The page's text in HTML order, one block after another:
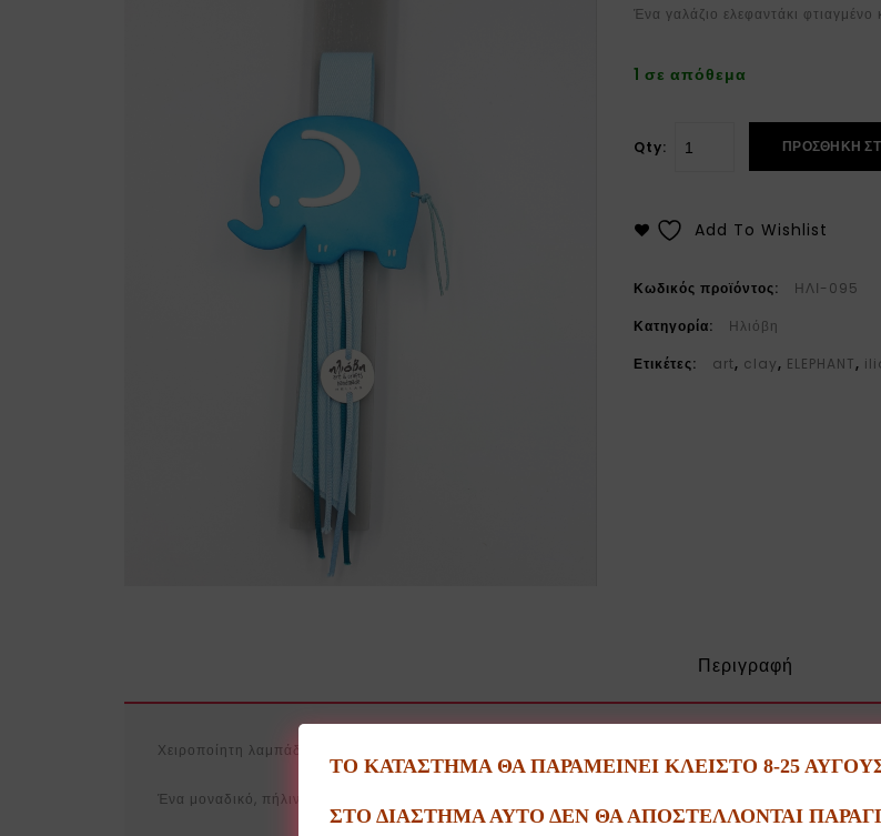
Ένα γαλάζιο ελεφαντάκι
1 σε απόθεμα
Qty: ΠΡΟΣΘΉΚΗ
Add To Wishlist
Κωδικός προϊόντος:
ΗΛΙ-095
Κατηγορία:
Ηλιόβη
Ετικέτες:
art, clay, ELEPHANT,
Περιγραφή
Χειροποίητη λαμπάδα στολισμένη με ένα μικρό έργο τέχνης!!!
Ένα μοναδικό, πήλινο διακοσμητικό φτιαγμένο και ζωγραφισμένο από το εργαστήριο Ηλιόβη.
ΤΟ ΚΑΤΑΣΤΗΜΑ ΘΑ ΠΑΡΑΜΕΙΝΕΙ ΚΛΕΙΣΤΟ 8-25
ΣΤΟ ΔΙΑΣΤΗΜΑ ΑΥΤΟ ΔΕΝ ΘΑ ΑΠΟΣΤΕΛΛΟΝΤΑΙ